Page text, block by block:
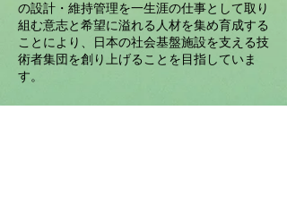
の設計・維持管理を一生涯の仕事として取り
組む意志と希望に溢れる人材を集め育成する
ことにより、日本の社会基盤施設を支える技
術者集団を創り上げることを目指していま
す。